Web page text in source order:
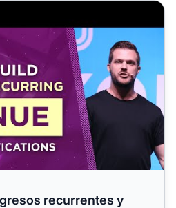
y consistentes con
recurrentes y